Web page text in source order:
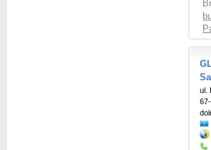
ul.